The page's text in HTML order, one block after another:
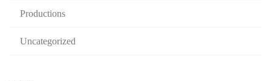
Productions
Uncategorized